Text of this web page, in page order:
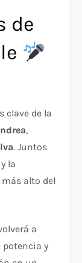
de
clave de la
,
. Juntos
la
alto del
a
potencia y